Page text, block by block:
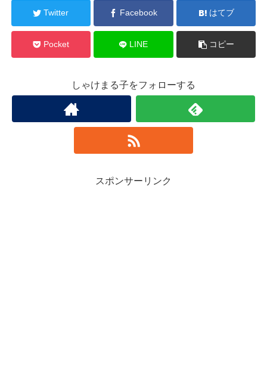
Twitter Facebook はてブ
Pocket LINE コピー
しゃけまる子をフォローする
スポンサーリンク